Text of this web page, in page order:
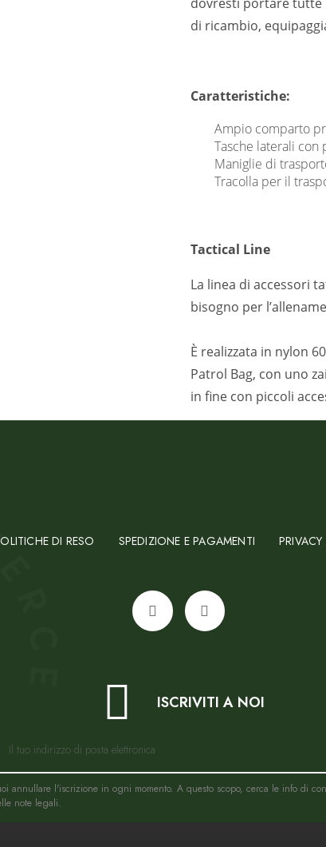
di ricambio,
Caratteristiche:
Ampio comparto
Tasche laterali con
Maniglie di
Tracolla per il
Tactical Line
La linea di accessori
bisogno per
È realizzata in nylon
Patrol Bag, con uno
in fine con piccoli
DI RESO SPEDIZIONE E PAGAMENTI
ISCRIVITI A NOI
annullare l'iscrizione in ogni momento. A questo scopo, cerca le info di
note legali.